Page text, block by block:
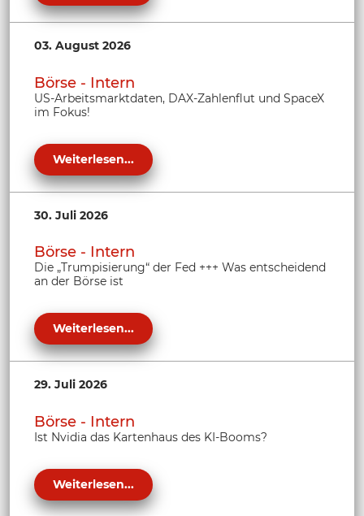
03. August 2026
Börse - Intern
US-Arbeitsmarktdaten, DAX-Zahlenflut und SpaceX
im Fokus!
Weiterlesen...
30. Juli 2026
Börse - Intern
Die „Trumpisierung“ der Fed +++ Was entscheidend
an der Börse ist
Weiterlesen...
29. Juli 2026
Börse - Intern
Ist Nvidia das Kartenhaus des KI-Booms?
Weiterlesen...